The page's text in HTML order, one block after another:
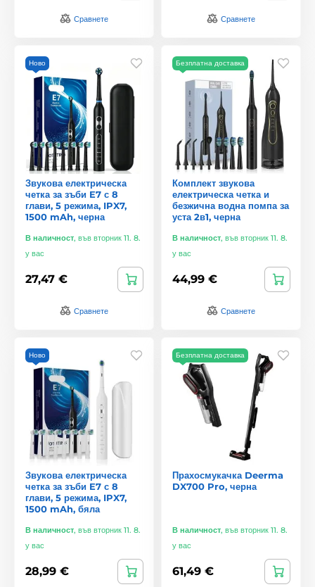
Сравнете Сравнете
Ново
Звукова електрическа
четка за зъби E7 с 8
глави, 5 режима, IPX7,
1500 mAh, черна
В наличност, във вторник 11. 8.
у вас
27,47 €
Сравнете
Безплатна доставка
Комплект звукова
електрическа четка и
безжична водна помпа за
уста 2в1, черна
В наличност, във вторник 11. 8.
у вас
44,99 €
Сравнете
Ново
Звукова електрическа
четка за зъби E7 с 8
глави, 5 режима, IPX7,
1500 mAh, бяла
В наличност, във вторник 11. 8.
у вас
28,99 €
Безплатна доставка
Прахосмукачка Deerma
DX700 Pro, черна
В наличност, във вторник 11. 8.
у вас
61,49 €